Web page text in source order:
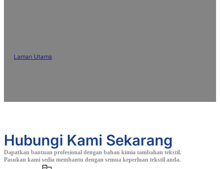
Laman Utama
Hubungi Kami Sekarang
Dapatkan bantuan profesional dengan bahan kimia tambahan tekstil.
Pasukan kami sedia membantu dengan semua keperluan tekstil anda.